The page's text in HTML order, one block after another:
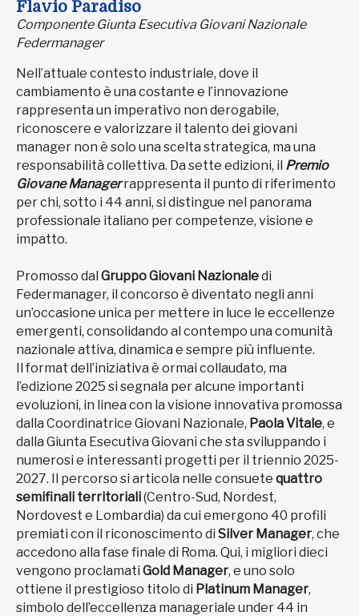
Flavio Paradiso
Componente Giunta Esecutiva Giovani Nazionale
Federmanager
Nell’attuale contesto industriale, dove il
cambiamento è una costante e l’innovazione
rappresenta un imperativo non derogabile,
riconoscere e valorizzare il talento dei giovani
manager non è solo una scelta strategica, ma una
responsabilità collettiva. Da sette edizioni, il Premio
Giovane Managerrappresenta il punto di riferimento
per chi, sotto i 44 anni, si distingue nel panorama
professionale italiano per competenze, visione e
impatto.
Promosso dal Gruppo Giovani Nazionaledi
Federmanager, il concorso è diventato negli anni
un’occasione unica per mettere in luce le eccellenze
emergenti, consolidando al contempo una comunità
nazionale attiva, dinamica e sempre più influente.
Il format dell’iniziativa è ormai collaudato, ma
l’edizione 2025 si segnala per alcune importanti
evoluzioni, in linea con la visione innovativa promossa
dalla Coordinatrice Giovani Nazionale, Paola Vitale, e
dalla Giunta Esecutiva Giovani che sta sviluppando i
numerosi e interessanti progetti per il triennio 2025-
2027. Il percorso si articola nelle consuete quattro
semifinali territoriali(Centro-Sud, Nordest,
Nordovest e Lombardia) da cui emergono 40 profili
premiati con il riconoscimento di Silver Manager, che
accedono alla fase finale di Roma. Qui, i migliori dieci
vengono proclamati Gold Manager, e uno solo
ottiene il prestigioso titolo di Platinum Manager,
simbolo dell’eccellenza manageriale under 44 in